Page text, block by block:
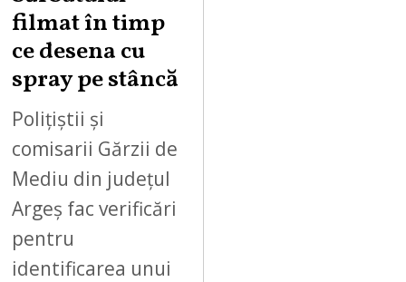
filmat în timp
ce desena cu
spray pe stâncă
Polițiștii și
comisarii Gărzii de
Mediu din județul
Argeș fac verificări
pentru
identificarea unui